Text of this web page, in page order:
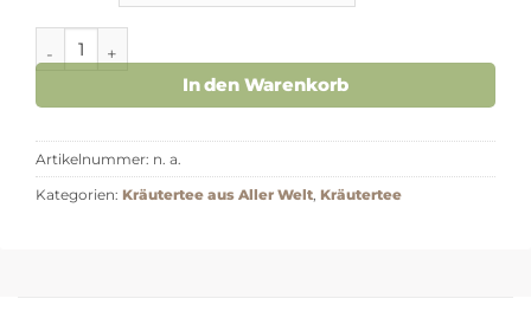
Moringablätter geschnitten Menge
In den Warenkorb
Artikelnummer: n. a.
Kategorien: Kräutertee aus Aller Welt Kräutertee